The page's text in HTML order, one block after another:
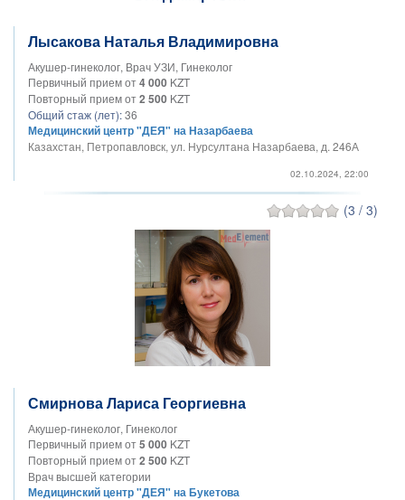
Лысакова Наталья Владимировна
Акушер-гинеколог, Врач УЗИ, Гинеколог
Первичный прием от4 000 KZT
Повторный прием от2 500 KZT
Общий стаж (лет):36
Медицинский центр "ДЕЯ" на Назарбаева
Казахстан, Петропавловск, ул. Нурсултана Назарбаева, д. 246А
02.10.2024, 22:00
(3 / 3)
Смирнова Лариса Георгиевна
Акушер-гинеколог, Гинеколог
Первичный прием от5 000 KZT
Повторный прием от2 500 KZT
Врач высшей категории
Медицинский центр "ДЕЯ" на Букетова